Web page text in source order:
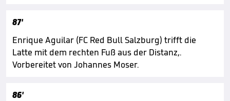
87'
Enrique Aguilar (FC Red Bull Salzburg) trifft die
Latte mit dem rechten Fuß aus der Distanz,.
Vorbereitet von Johannes Moser.
86'